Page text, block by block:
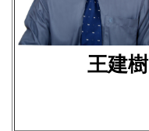
王建樹